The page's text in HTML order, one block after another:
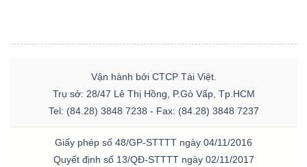
Vận hành bởi CTCP Tài Việt.
Trụ sở: 28/47 Lê Thị Hồng, P.Gò Vấp, Tp.HCM
Tel: (84.28) 3848 7238 - Fax: (84.28) 3848 7237
Giấy phép số 48/GP-STTTT ngày 04/11/2016
Quyết định số 13/QĐ-STTTT ngày 02/11/2017